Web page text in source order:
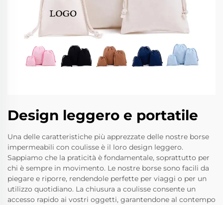
Design leggero e portatile
Una delle caratteristiche più apprezzate delle nostre borse
impermeabili con coulisse è il loro design leggero.
Sappiamo che la praticità è fondamentale, soprattutto per
chi è sempre in movimento. Le nostre borse sono facili da
piegare e riporre, rendendole perfette per viaggi o per un
utilizzo quotidiano. La chiusura a coulisse consente un
accesso rapido ai vostri oggetti, garantendone al contempo